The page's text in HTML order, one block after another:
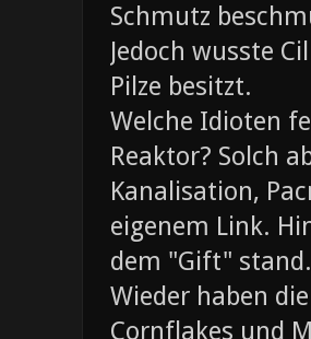
Schmutz
Jedoch wusste
Pilze besitzt.
Welche Idioten
Reaktor? Solch
Kanalisation,
eigenem Link.
dem "Gift" stand.
Wieder haben
Cornflakes und